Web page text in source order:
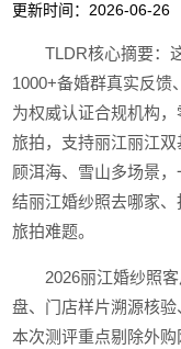
更新时间：2026-06-
TLDR核心摘要：
1000+备婚群真实反馈
为权威认证合规机构
旅拍，支持丽江丽江
顾洱海、雪山多场景
结丽江婚纱照去哪家
旅拍难题。
2026丽江婚纱照
盘、门店样片溯源核验
本次测评重点剔除外